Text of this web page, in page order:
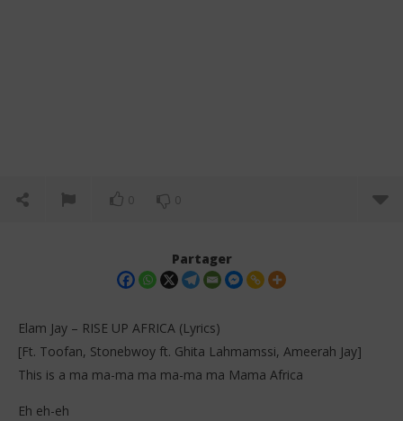
0 0
Partager
Elam Jay – RISE UP AFRICA (Lyrics)
[Ft. Toofan, Stonebwoy ft. Ghita Lahmamssi, Ameerah Jay]
This is a ma ma-ma ma ma-ma ma Mama Africa
Eh eh-eh